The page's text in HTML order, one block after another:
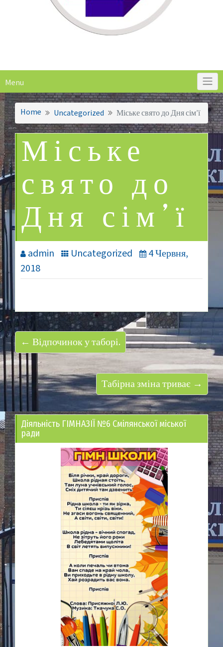
Menu
Home Uncategorized Міське свято до Дня сім’ї
Міське
свято до
Дня сім’ї
admin Uncategorized
4 Червня,
2018
← Відпочинок у таборі.
Табірна зміна триває →
Діяльність ГІМНАЗІЇ №6 Смілянської міської
ради